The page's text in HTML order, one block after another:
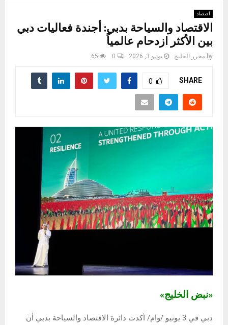
اقتصاد
الاقتصاد والسياحة بدبي: أجندة فعاليات دبي
بين الأكثر ازدحام عالمياً
by محرر الخليج يونيو 3, 2026 0
65
SHARE
0
«نبض الخليج»
دبي في 3 يونيو /وام/ أكدت دائرة الاقتصاد والسياحة بدبي أن